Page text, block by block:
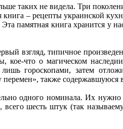
таких не видела. Три
– рецепты украинской
памятная книга хранится у
взгляд, типичное
кое-что о магическом
лишь гороскопами, затем
также содержавшуюся
одного номинала. Их
шесть штук (так